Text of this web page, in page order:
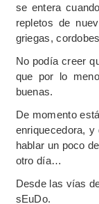
se entera
repletos de
griegas,
No podía creer
que por lo
buenas.
De momento
enriquecedora,
hablar un poco
otro día…
Desde las vías
sEuDo.